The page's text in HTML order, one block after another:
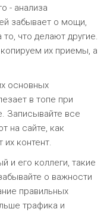
- анализа
забывает о мощи,
что делают другие.
их приемы, а
основных
в топе при
Записывайте все
на сайте, как
их контент.
и его коллеги, такие
о важности
правильных
трафика и